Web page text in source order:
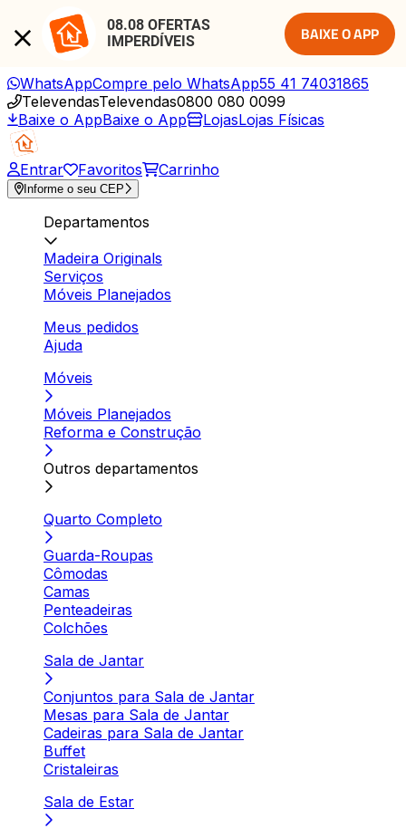
08.08 OFERTAS
IMPERDÍVEIS
BAIXE O APP
WhatsAppCompre pelo WhatsApp55 41 74031865
TelevendasTelevendas0800 080 0099
Baixe o AppBaixe o App LojasLojas Físicas
Entrar Favoritos Carrinho
Informe o seu CEP
Departamentos
Madeira Originals
Serviços
Móveis Planejados
Meus pedidos
Ajuda
Móveis
Móveis Planejados
Reforma e Construção
Outros departamentos
Quarto Completo
Guarda-Roupas
Cômodas
Camas
Penteadeiras
Colchões
Sala de Jantar
Conjuntos para Sala de Jantar
Mesas para Sala de Jantar
Cadeiras para Sala de Jantar
Buffet
Cristaleiras
Sala de Estar